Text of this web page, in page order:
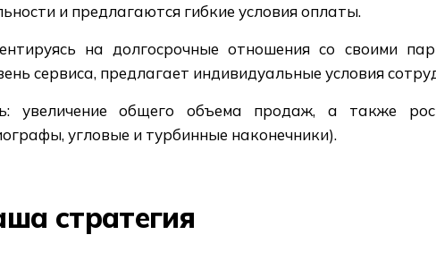
и предлагаются гибкие условия оплаты.
на долгосрочные отношения со своими
сервиса, предлагает индивидуальные условия
увеличение общего объема продаж, а также
угловые и турбинные наконечники).
стратегия